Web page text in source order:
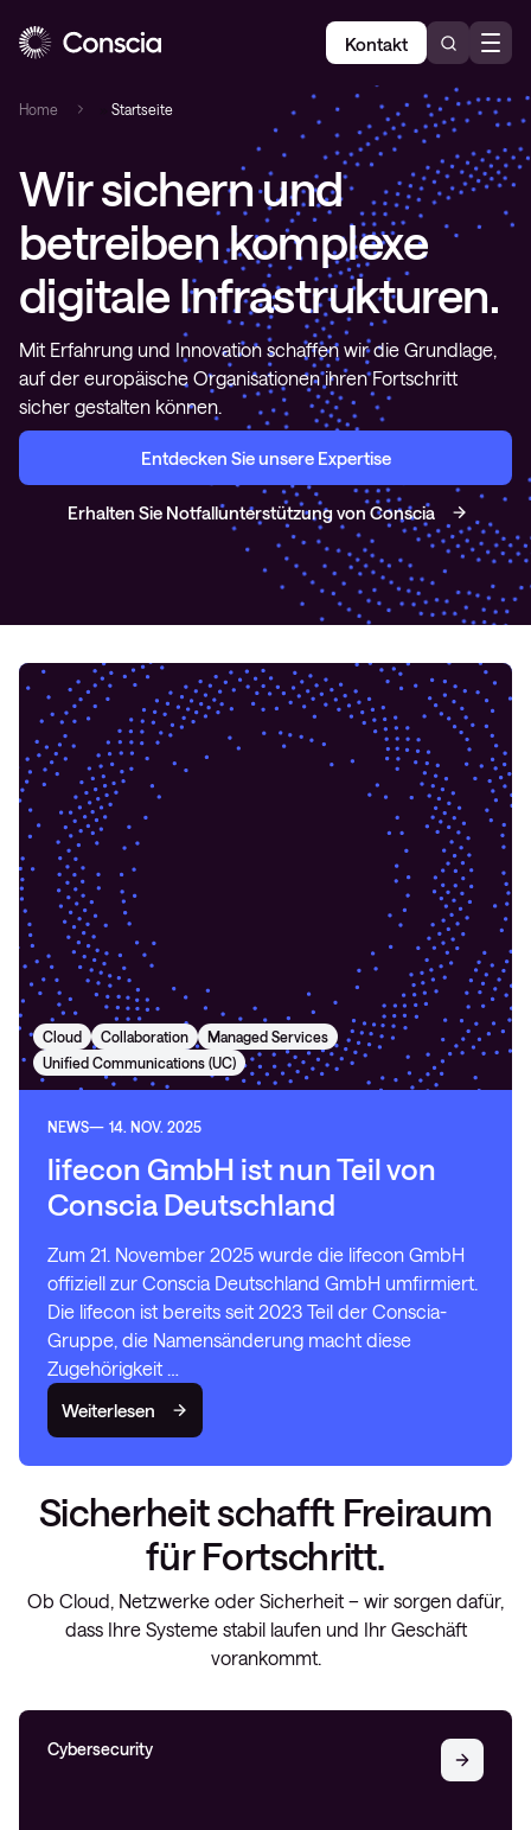
Kontakt
Home Startseite
Wir sichern und
betreiben komplexe
digitale Infrastrukturen.
Mit Erfahrung und Innovation schaffen wir die Grundlage,
auf der europäische Organisationen ihren Fortschritt
sicher gestalten können.
Entdecken Sie unsere Expertise
Erhalten Sie Notfallunterstützung von Conscia
Cloud Collaboration
Managed Services
Unified Communications (UC)
NEWS 14. NOV. 2025
lifecon GmbH ist nun Teil von
Conscia Deutschland
Zum 21. November 2025 wurde die lifecon GmbH
offiziell zur Conscia Deutschland GmbH umfirmiert.
Die lifecon ist bereits seit 2023 Teil der Conscia-
Gruppe, die Namensänderung macht diese
Zugehörigkeit …
Weiterlesen
Sicherheit schafft Freiraum
für Fortschritt.
Ob Cloud, Netzwerke oder Sicherheit – wir sorgen dafür,
dass Ihre Systeme stabil laufen und Ihr Geschäft
vorankommt.
Cybersecurity